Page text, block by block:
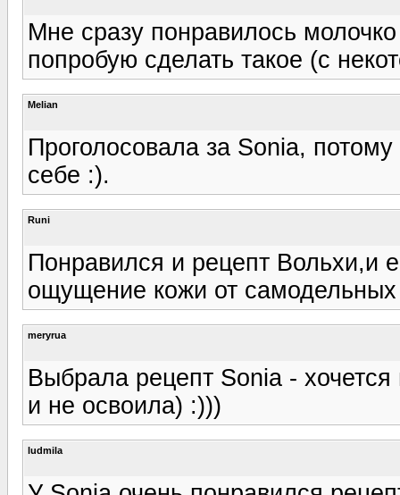
Мне сразу понравилось
попробую сделать такое (с
Melian
Проголосовала за Sonia,
себе :).
Runi
Понравился и рецепт Вольхи,и
ощущение кожи от
meryrua
Выбрала рецепт Sonia -
и не освоила) :)))
ludmila